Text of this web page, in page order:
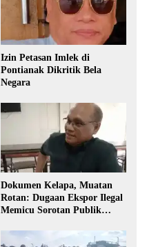
Izin Petasan Imlek di
Pontianak Dikritik Bela
Negara
Dokumen Kelapa, Muatan
Rotan: Dugaan Ekspor Ilegal
Memicu Sorotan Publik